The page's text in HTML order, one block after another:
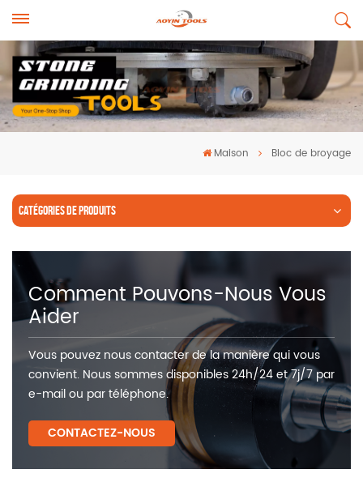
Maison Bloc de broyage
CATÉGORIES DE PRODUITS
Comment Pouvons-Nous Vous
Aider
Vous pouvez nous contacter de la manière qui vous
convient. Nous sommes disponibles 24h/24 et 7j/7 par
e-mail ou par téléphone.
CONTACTEZ-NOUS